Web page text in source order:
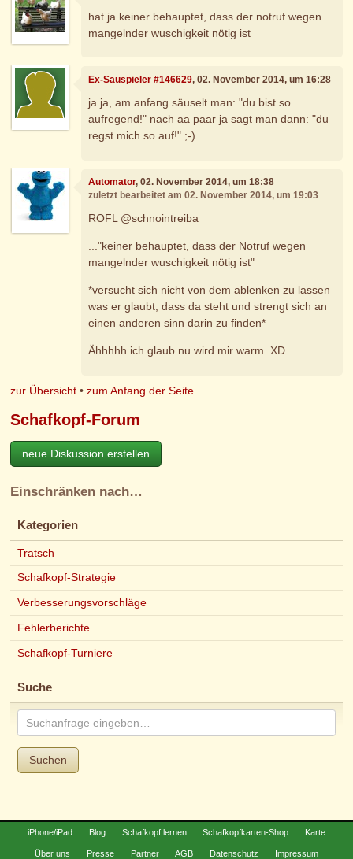
hat ja keiner behauptet, dass der notruf wegen
mangelnder wuschigkeit nötig ist
Ex-Sauspieler #146629, 02. November 2014, um 16:28
ja ja, am anfang säuselt man: "du bist so
aufregend!" nach aa paar ja sagt man dann: "du
regst mich so auf!" ;-)
Automator, 02. November 2014, um 18:38
zuletzt bearbeitet am 02. November 2014, um 19:03
ROFL @schnointreiba
..."keiner behauptet, dass der Notruf wegen
mangelnder wuschigkeit nötig ist"
*versucht sich nicht von dem ablenken zu lassen
was er glaubt, dass da steht und strengt sich an
einen anderen sinn darin zu finden*
Ähhhhh ich glaub nu wird mir warm. XD
zur Übersicht •zum Anfang der Seite
Schafkopf-Forum
neue Diskussion erstellen
Einschränken nach…
Kategorien
Tratsch
Schafkopf-Strategie
Verbesserungsvorschläge
Fehlerberichte
Schafkopf-Turniere
Suche
Suchen
iPhone/iPad Blog Schafkopf lernen Schafkopfkarten-Shop Karte
Über uns Presse Partner AGB Datenschutz Impressum